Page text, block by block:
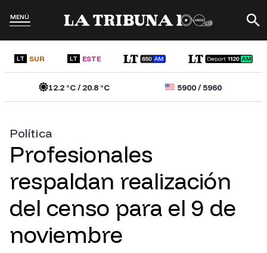
MENÚ
LT SUR LT ESTE
12.2°C /20.8°C 5900/5960
Política
Profesionales
respaldan realización
del censo para el 9 de
noviembre